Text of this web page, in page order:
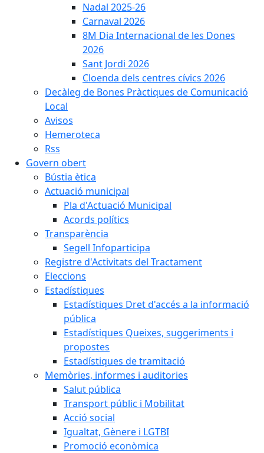
Nadal 2025-26
Carnaval 2026
8M Dia Internacional de les Dones
2026
Sant Jordi 2026
Cloenda dels centres cívics 2026
Decàleg de Bones Pràctiques de Comunicació
Local
Avisos
Hemeroteca
Rss
Govern obert
Bústia ètica
Actuació municipal
Pla d'Actuació Municipal
Acords polítics
Transparència
Segell Infoparticipa
Registre d'Activitats del Tractament
Eleccions
Estadístiques
Estadístiques Dret d'accés a la informació
pública
Estadístiques Queixes, suggeriments i
propostes
Estadístiques de tramitació
Memòries, informes i auditories
Salut pública
Transport públic i Mobilitat
Acció social
Igualtat, Gènere i LGTBI
Promoció econòmica